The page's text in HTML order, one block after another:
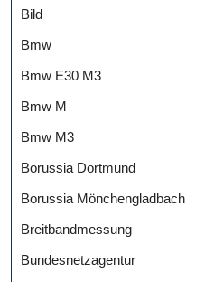
Bild
Bmw
Bmw E30 M3
Bmw M
Bmw M3
Borussia Dortmund
Borussia Mönchengladbach
Breitbandmessung
Bundesnetzagentur